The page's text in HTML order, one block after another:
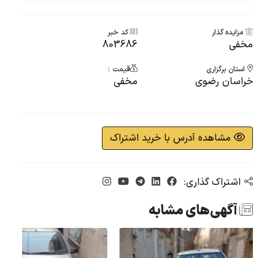
مزایده گذار
مخفی
کد خبر
803686
استان برگزاری
خراسان رضوی
قیمت :
مخفی
مشاهده آدرس با خرید اشتراک
اشتراک گذاری:
آگهی‌های مشابه